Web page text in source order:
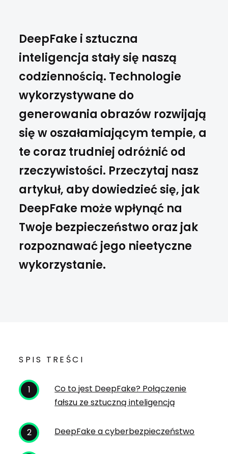
DeepFake i sztuczna
inteligencja stały się naszą
codziennością. Technologie
wykorzystywane do
generowania obrazów rozwijają
się w oszałamiającym tempie, a
te coraz trudniej odróżnić od
rzeczywistości. Przeczytaj nasz
artykuł, aby dowiedzieć się, jak
DeepFake może wpłynąć na
Twoje bezpieczeństwo oraz jak
rozpoznawać jego nieetyczne
wykorzystanie.
SPIS TREŚCI
Co to jest DeepFake? Połączenie
fałszu ze sztuczną inteligencją
DeepFake a cyberbezpieczeństwo